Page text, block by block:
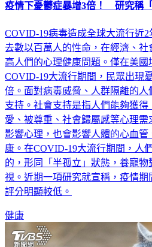
疫情下憂鬱症暴增3倍！ 研究稱
COVID-19病毒造成全球大流行近
去數以百萬人的性命，在經濟、
高人們的心理健康問題。僅在美國
COVID-19大流行期間，民眾出現
倍。面對病毒威脅、人群隔離的
支持。社會支持是指人們能夠獲
愛、被尊重、社會歸屬感等心理
影響心理，也會影響人體的心血
康。在COVID-19大流行期間，人
的，形同「半孤立」狀態，養寵
視。近期一項研究就宣稱，疫情
評分明顯較低。
健康